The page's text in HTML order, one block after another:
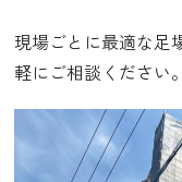
現場ごとに最適な足
軽にご相談ください。